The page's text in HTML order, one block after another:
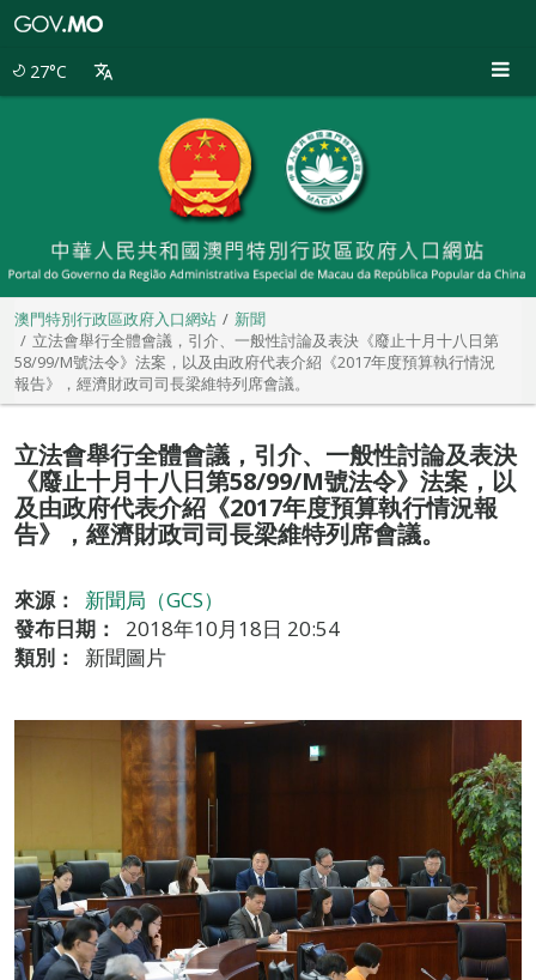
27°C
澳門特別行政區政府入口網站
新聞
立法會舉行全體會議，引介、一般性討論及表決《廢止十月十八日第
58/99/M號法令》法案，以及由政府代表介紹《2017年度預算執行情況
報告》，經濟財政司司長梁維特列席會議。
立法會舉行全體會議，引介、一般性討論及表決
《廢止十月十八日第58/99/M號法令》法案，以
及由政府代表介紹《2017年度預算執行情況報
告》，經濟財政司司長梁維特列席會議。
來源：
新聞局（GCS）
發布日期：
2018年10月18日 20:54
類別：
新聞圖片